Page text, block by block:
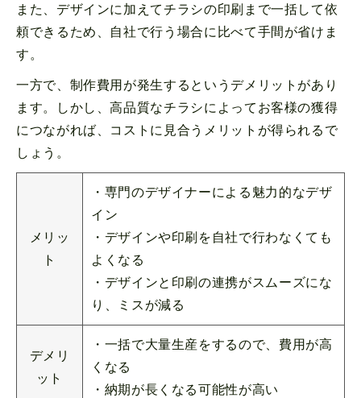
また、デザインに加えてチラシの印刷まで一括して依
頼できるため、自社で行う場合に比べて手間が省けま
す。
一方で、制作費用が発生するというデメリットがあり
ます。しかし、高品質なチラシによってお客様の獲得
につながれば、コストに見合うメリットが得られるで
しょう。
メリッ
ト
・専門のデザイナーによる魅力的なデザ
イン
・デザインや印刷を自社で行わなくても
よくなる
・デザインと印刷の連携がスムーズにな
り、ミスが減る
デメリ
ット
・一括で大量生産をするので、費用が高
くなる
・納期が長くなる可能性が高い